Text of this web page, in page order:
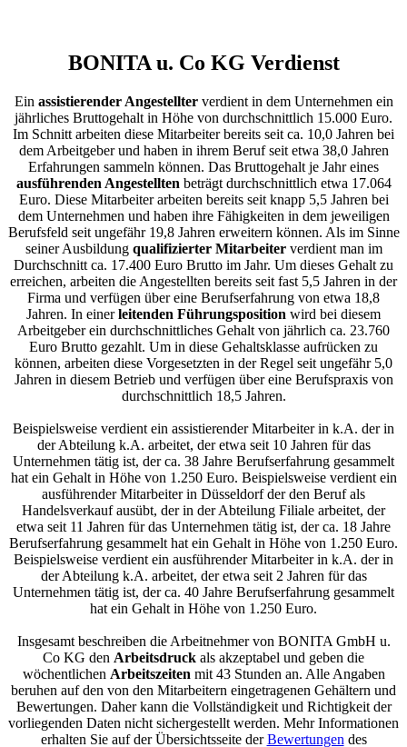
BONITA u. Co KG Verdienst
Ein assistierender Angestellterverdient in dem Unternehmen ein
jährliches Bruttogehalt in Höhe von durchschnittlich 15.000 Euro.
Im Schnitt arbeiten diese Mitarbeiter bereits seit ca. 10,0 Jahren bei
dem Arbeitgeber und haben in ihrem Beruf seit etwa 38,0 Jahren
Erfahrungen sammeln können. Das Bruttogehalt je Jahr eines
ausführenden Angestellten beträgt durchschnittlich etwa 17.064
Euro. Diese Mitarbeiter arbeiten bereits seit knapp 5,5 Jahren bei
dem Unternehmen und haben ihre Fähigkeiten in dem jeweiligen
Berufsfeld seit ungefähr 19,8 Jahren erweitern können. Als im Sinne
seiner Ausbildung qualifizierter Mitarbeiterverdient man im
Durchschnitt ca. 17.400 Euro Brutto im Jahr. Um dieses Gehalt zu
erreichen, arbeiten die Angestellten bereits seit fast 5,5 Jahren in der
Firma und verfügen über eine Berufserfahrung von etwa 18,8
Jahren. In einerleitenden Führungsposition wird bei diesem
Arbeitgeber ein durchschnittliches Gehalt von jährlich ca. 23.760
Euro Brutto gezahlt. Um in diese Gehaltsklasse aufrücken zu
können, arbeiten diese Vorgesetzten in der Regel seit ungefähr 5,0
Jahren in diesem Betrieb und verfügen über eine Berufspraxis von
durchschnittlich 18,5 Jahren.
Beispielsweise verdient ein assistierender Mitarbeiter in k.A. der in
der Abteilung k.A. arbeitet, der etwa seit 10 Jahren für das
Unternehmen tätig ist, der ca. 38 Jahre Berufserfahrung gesammelt
hat ein Gehalt in Höhe von 1.250 Euro. Beispielsweise verdient ein
ausführender Mitarbeiter in Düsseldorf der den Beruf als
Handelsverkauf ausübt, der in der Abteilung Filiale arbeitet, der
etwa seit 11 Jahren für das Unternehmen tätig ist, der ca. 18 Jahre
Berufserfahrung gesammelt hat ein Gehalt in Höhe von 1.250 Euro.
Beispielsweise verdient ein ausführender Mitarbeiter in k.A. der in
der Abteilung k.A. arbeitet, der etwa seit 2 Jahren für das
Unternehmen tätig ist, der ca. 40 Jahre Berufserfahrung gesammelt
hat ein Gehalt in Höhe von 1.250 Euro.
Insgesamt beschreiben die Arbeitnehmer von BONITA GmbH u.
Co KG den Arbeitsdruck als akzeptabel und geben die
wöchentlichen Arbeitszeiten mit 43 Stunden an. Alle Angaben
beruhen auf den von den Mitarbeitern eingetragenen Gehältern und
Bewertungen. Daher kann die Vollständigkeit und Richtigkeit der
vorliegenden Daten nicht sichergestellt werden. Mehr Informationen
erhalten Sie auf der Übersichtsseite derBewertungen des